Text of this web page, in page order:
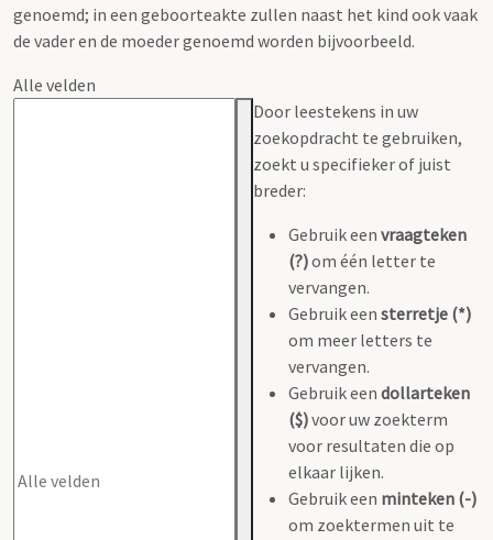
genoemd; in een geboorteakte zullen naast het kind ook vaak
de vader en de moeder genoemd worden bijvoorbeeld.
Alle velden
Door leestekens in uw
zoekopdracht te gebruiken,
zoekt u specifieker of juist
breder:
Gebruik een vraagteken
(?)om één letter te
vervangen.
Gebruik een sterretje (*)
om meer letters te
vervangen.
Gebruik een dollarteken
($)voor uw zoekterm
voor resultaten die op
elkaar lijken.
Gebruik een minteken (-)
om zoektermen uit te